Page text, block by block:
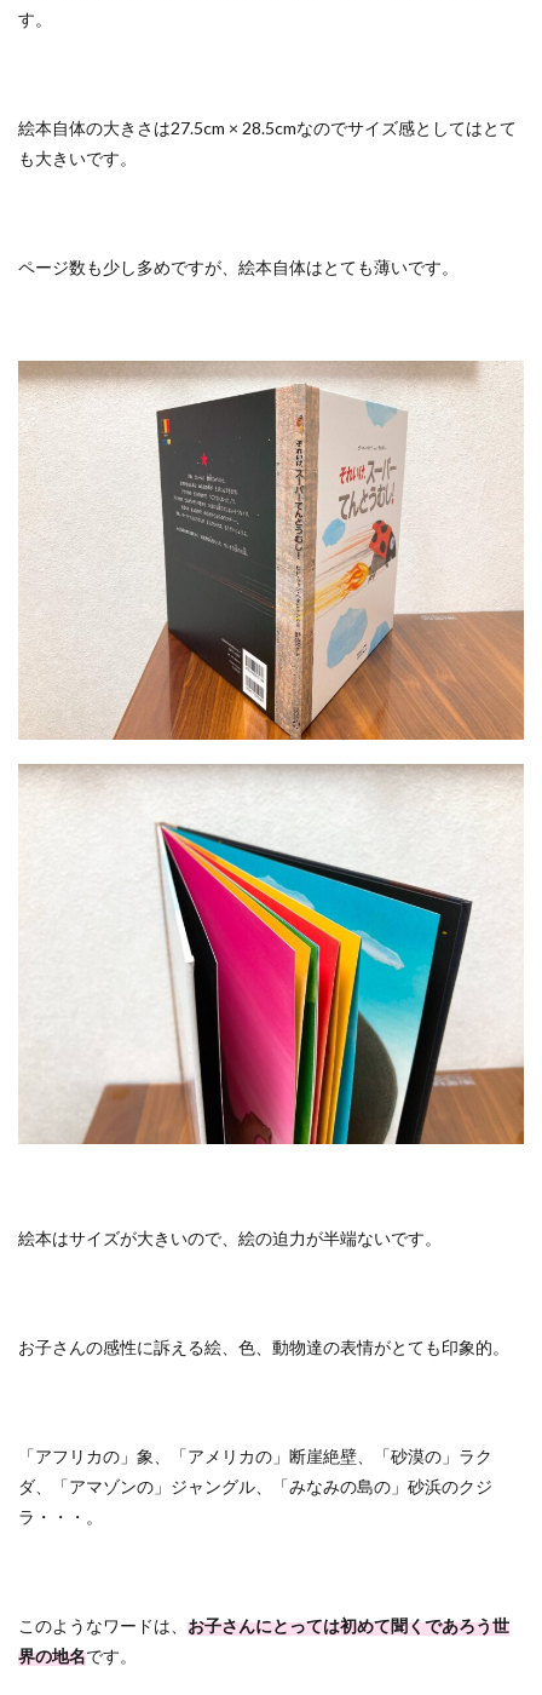
す。
絵本自体の大きさは27.5cm × 28.5cmなのでサイズ感としてはとて
も大きいです。
ページ数も少し多めですが、絵本自体はとても薄いです。
絵本はサイズが大きいので、絵の迫力が半端ないです。
お子さんの感性に訴える絵、色、動物達の表情がとても印象的。
「アフリカの」象、「アメリカの」断崖絶壁、「砂漠の」ラク
ダ、「アマゾンの」ジャングル、「みなみの島の」砂浜のクジ
ラ・・・。
このようなワードは、 お子さんにとっては初めて聞くであろう世
界の地名です。